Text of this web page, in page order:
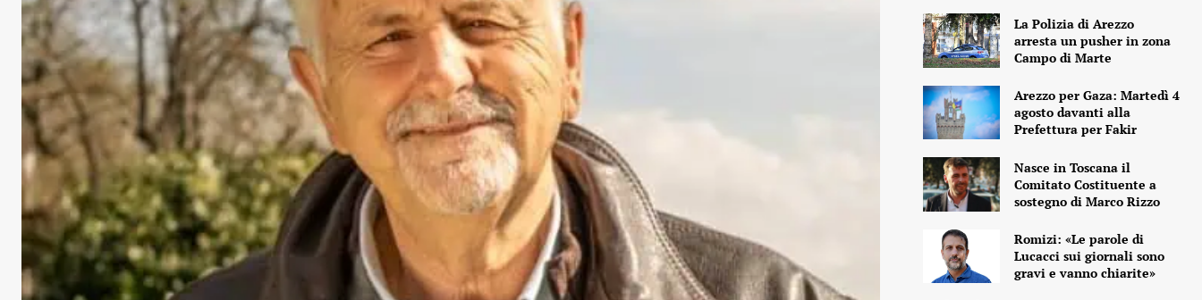
La Polizia di Arezzo
arresta un pusher in zona
Campo di Marte
Arezzo per Gaza: Martedì 4
agosto davanti alla
Prefettura per Fakir
Nasce in Toscana il
Comitato Costituente a
sostegno di Marco Rizzo
Romizi: «Le parole di
Lucacci sui giornali sono
gravi e vanno chiarite»